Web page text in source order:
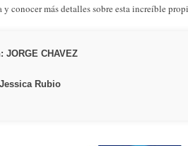
y conocer más detalles sobre esta increíble
JORGE CHAVEZ
Rubio